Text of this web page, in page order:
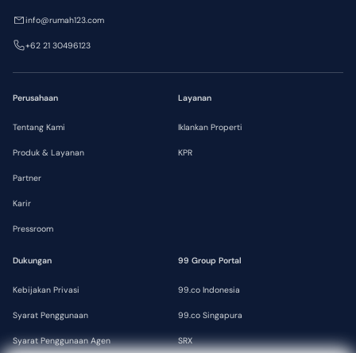
Perusahaan
Tentang Kami
Produk & Layanan
Partner
Karir
Pressroom
Layanan
Iklankan Properti
KPR
Dukungan
Kebijakan Privasi
Syarat Penggunaan
Syarat Penggunaan Agen
99 Group Portal
99.co Indonesia
99.co Singapura
SRX
info@rumah123.com
+62 21 30496123